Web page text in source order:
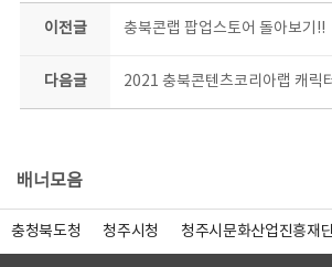
이전글 충북콘랩 팝업스토어 돌아보기!!
다음글
배너모음
충청북도청 청주시청 청주시문화산업진흥재